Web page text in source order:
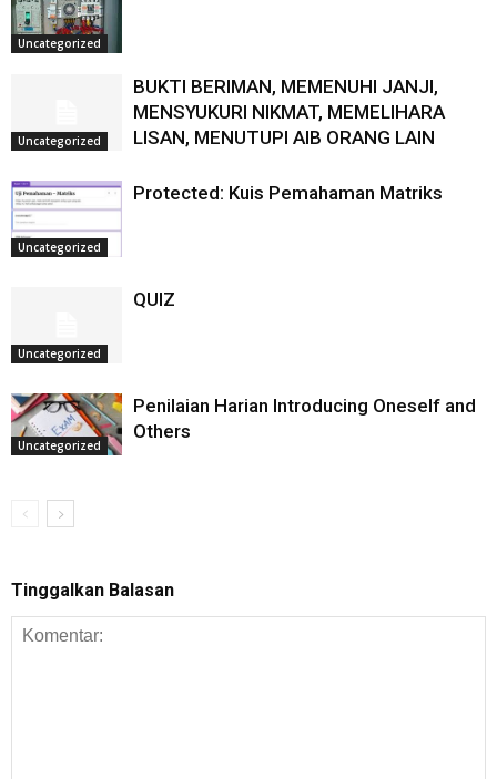
Uncategorized
Uncategorized
BUKTI BERIMAN, MEMENUHI JANJI,
MENSYUKURI NIKMAT, MEMELIHARA
LISAN, MENUTUPI AIB ORANG LAIN
Uncategorized
Protected: Kuis Pemahaman Matriks
Uncategorized
QUIZ
Uncategorized
Penilaian Harian Introducing Oneself and
Others
Tinggalkan Balasan